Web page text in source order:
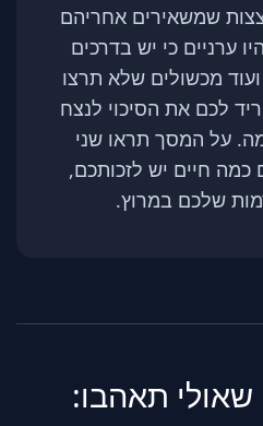
שמשאירים אחריהם
ערניים כי יש בדרכים
מכשולים שלא תרצו
לכם את הסיכוי לנצח
על המסך תראו שני
חיים יש לזכותכם,
שלכם במרוץ.
תאהבו: